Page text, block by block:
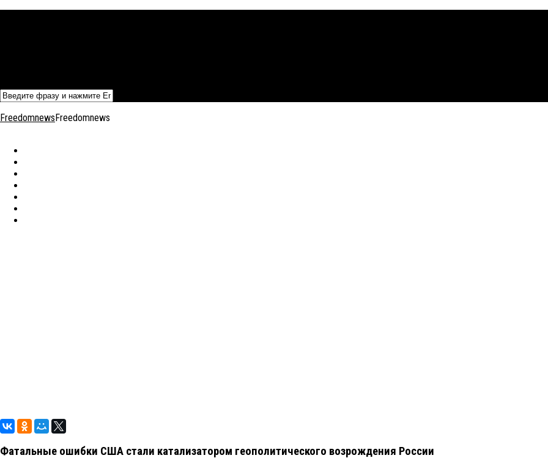
FreedomnewsFreedomnews
Фатальные ошибки США стали катализатором геополитического возрождения России